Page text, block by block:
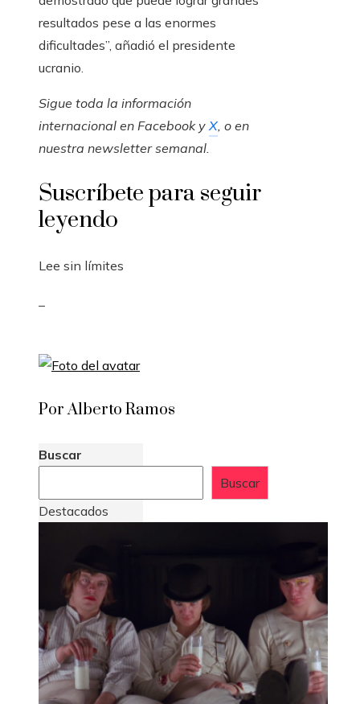
resultados pese a las enormes
dificultades”, añadió el presidente
ucranio.
Sigue toda la información
internacional en FacebookyX, o en
nuestra newsletter semanal.
Suscríbete para seguir
leyendo
Lee sin límites
Por Alberto Ramos
Buscar
Buscar
Destacados